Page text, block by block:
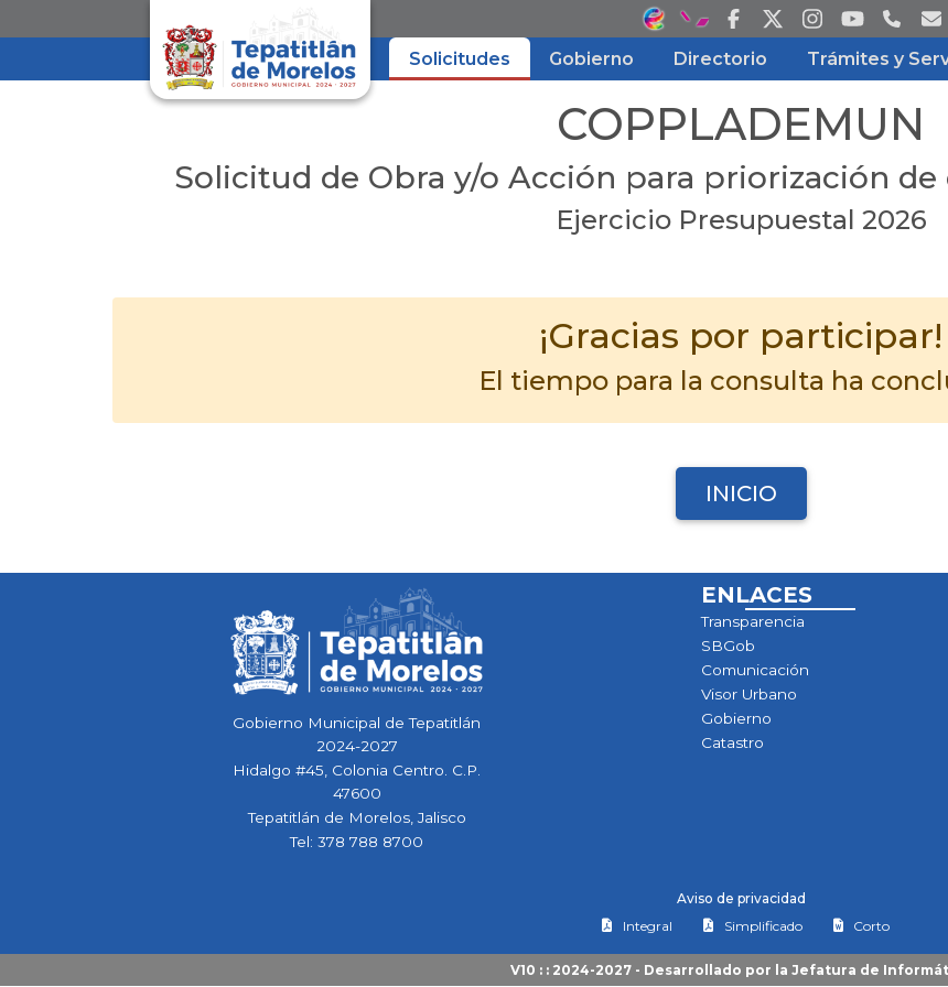
Solicitudes Gobierno Directorio Trámites y
Gobierno
Directorio
Transparencia
COPPLADEMUN
Solicitud de Obra y/o Acción para priorización de
Ejercicio Presupuestal 2026
¡Gracias por participar!
El tiempo para la consulta ha
INICIO
Gobierno Municipal de Tepatitlán
2024-2027
Hidalgo #45, Colonia Centro. C.P.
47600
Tepatitlán de Morelos, Jalisco
Tel:378 788 8700
ENLACES
Transparencia
SBGob
Comunicación
Visor Urbano
Gobierno
Catastro
Aviso de privacidad
Integral
Simplificado Corto
V10 : : 2024-2027 - Desarrollado por la Jefatura de